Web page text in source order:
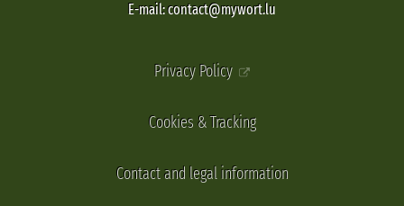
E-mail: contact@mywort.lu
Privacy Policy
Cookies & Tracking
Contact and legal information